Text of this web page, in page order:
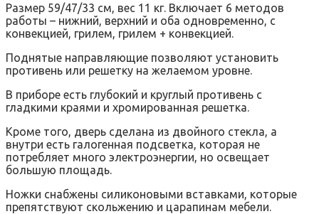
Размер 59/47/33 см, вес 11 кг. Включает 6 методов
работы – нижний, верхний и оба одновременно, с
конвекцией, грилем, грилем + конвекцией.
Поднятые направляющие позволяют установить
противень или решетку на желаемом уровне.
В приборе есть глубокий и круглый противень с
гладкими краями и хромированная решетка.
Кроме того, дверь сделана из двойного стекла, а
внутри есть галогенная подсветка, которая не
потребляет много электроэнергии, но освещает
большую площадь.
Ножки снабжены силиконовыми вставками, которые
препятствуют скольжению и царапинам мебели.